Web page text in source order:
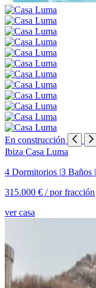
En construcción
Ibiza Casa Luma
4 Dormitorios |3 Baños |
315.000 € /por fracción
ver casa